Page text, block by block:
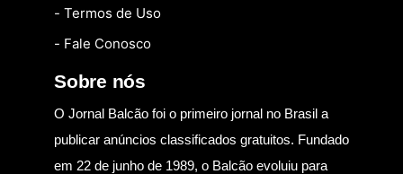
- Termos de Uso
- Fale Conosco
Sobre nós
O Jornal Balcão foi o primeiro jornal no Brasil a
publicar anúncios classificados gratuitos. Fundado
em 22 de junho de 1989, o Balcão evoluiu para